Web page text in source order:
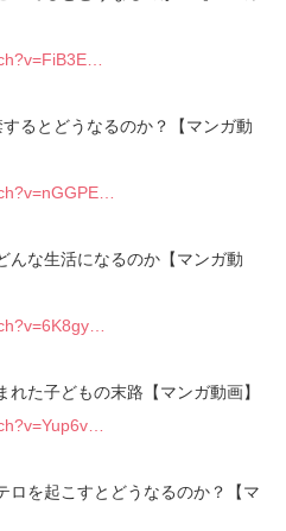
るとどうなるのか？【マンガ動
んな生活になるのか【マンガ動
れた子どもの末路【マンガ動画】
ロを起こすとどうなるのか？【マ